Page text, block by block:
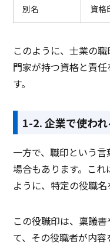
別名 資格
このように、士業の
門家が持つ資格と責
す。
1-2. 企業で使われ
一方で、職印という
場合もあります。こ
ように、特定の役職名
この役職印は、稟議
て、その役職者が内